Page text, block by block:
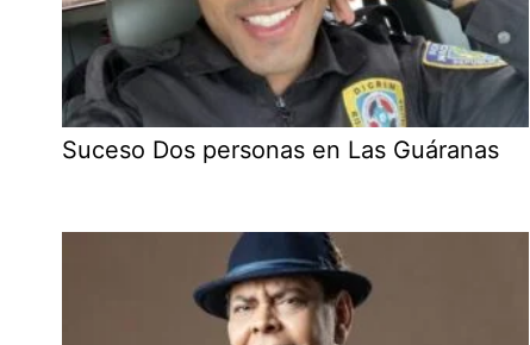
Suceso Dos personas en Las Guáranas